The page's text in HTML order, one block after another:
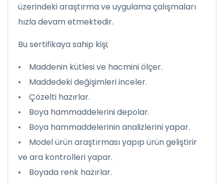
üzerindeki araştırma ve uygulama çalışmaları
hızla devam etmektedir.
Bu sertifikaya sahip kişi;
• Maddenin kütlesi ve hacmini ölçer.
• Maddedeki değişimleri inceler.
• Çözelti hazırlar.
• Boya hammaddelerini depolar.
• Boya hammaddelerinin analizlerini yapar.
• Model ürün araştırması yapıp ürün geliştirir
ve ara kontrolleri yapar.
• Boyada renk hazırlar.